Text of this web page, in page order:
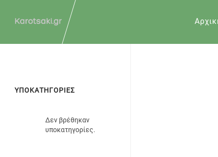
ΥΠΟΚΑΤΗΓΟΡΙΕΣ
Δεν βρέθηκαν
υποκατηγορίες.